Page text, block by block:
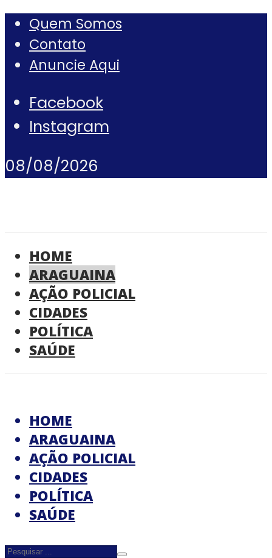
Quem Somos
Contato
Anuncie Aqui
Facebook
Instagram
08/08/2026
HOME
ARAGUAINA
AÇÃO POLICIAL
CIDADES
POLÍTICA
SAÚDE
HOME
ARAGUAINA
AÇÃO POLICIAL
CIDADES
POLÍTICA
SAÚDE